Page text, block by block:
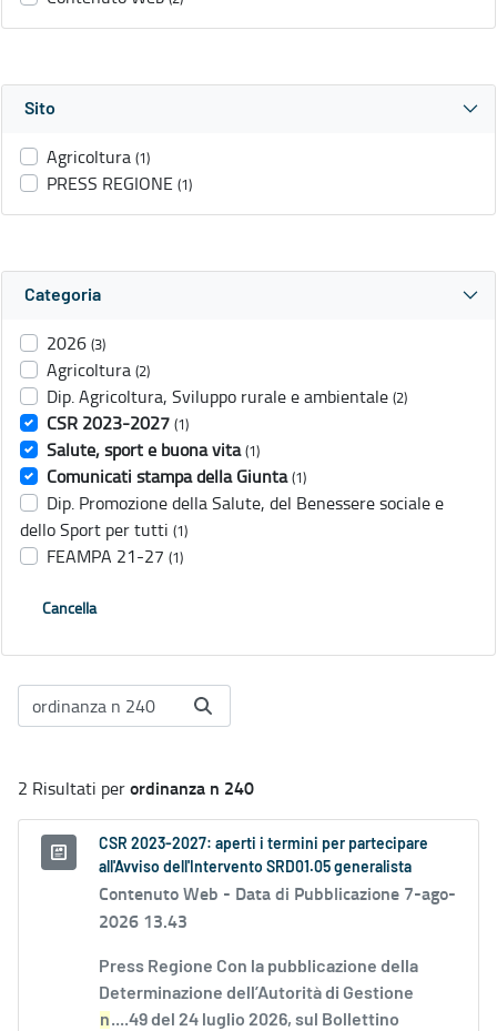
Sito
Agricoltura (1)
PRESS REGIONE (1)
Categoria
2026 (3)
Agricoltura (2)
Dip. Agricoltura, Sviluppo rurale e ambientale (2)
CSR 2023-2027 (1)
Salute, sport e buona vita (1)
Comunicati stampa della Giunta (1)
Dip. Promozione della Salute, del Benessere sociale e
dello Sport per tutti (1)
FEAMPA 21-27 (1)
Cancella
2 Risultati perordinanza n 240
CSR 2023-2027: aperti i termini per partecipare
all'Avviso dell'Intervento SRD01.05 generalista
Contenuto Web - Data di Pubblicazione 7-ago-
2026 13.43
Press Regione Con la pubblicazione della
Determinazione dell’Autorità di Gestione
n....49 del 24 luglio 2026, sul Bollettino